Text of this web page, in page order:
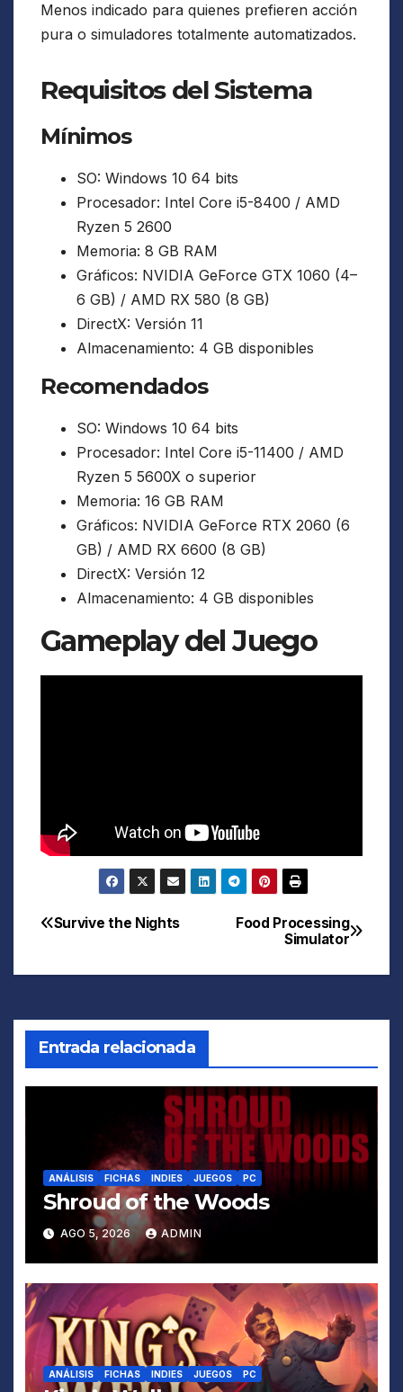
Menos indicado para quienes prefieren acción
pura o simuladores totalmente automatizados.
Requisitos del Sistema
Mínimos
SO: Windows 10 64 bits
Procesador: Intel Core i5-8400 / AMD
Ryzen 5 2600
Memoria: 8 GB RAM
Gráficos: NVIDIA GeForce GTX 1060 (4–
6 GB) / AMD RX 580 (8 GB)
DirectX: Versión 11
Almacenamiento: 4 GB disponibles
Recomendados
SO: Windows 10 64 bits
Procesador: Intel Core i5-11400 / AMD
Ryzen 5 5600X o superior
Memoria: 16 GB RAM
Gráficos: NVIDIA GeForce RTX 2060 (6
GB) / AMD RX 6600 (8 GB)
DirectX: Versión 12
Almacenamiento: 4 GB disponibles
Gameplay del Juego
Navegación
de
Food Processing
Simulator
Survive the Nights
Entrada relacionada
ANÁLISIS FICHAS INDIES JUEGOS PC
Shroud of the Woods
AGO 5, 2026 ADMIN
ANÁLISIS FICHAS INDIES JUEGOS PC